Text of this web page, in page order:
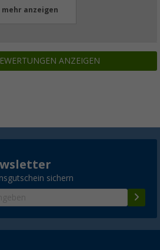
mehr anzeigen
ANZEIGEN
sichern